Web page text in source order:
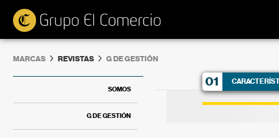
MARCAS REVISTAS G DE GESTIÓN
SOMOS
G DE GESTIÓN
01